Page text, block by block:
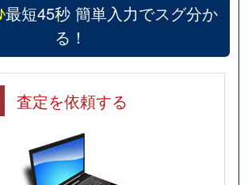
最短45秒 簡単入力でスグ分か
る！
査定を依頼する